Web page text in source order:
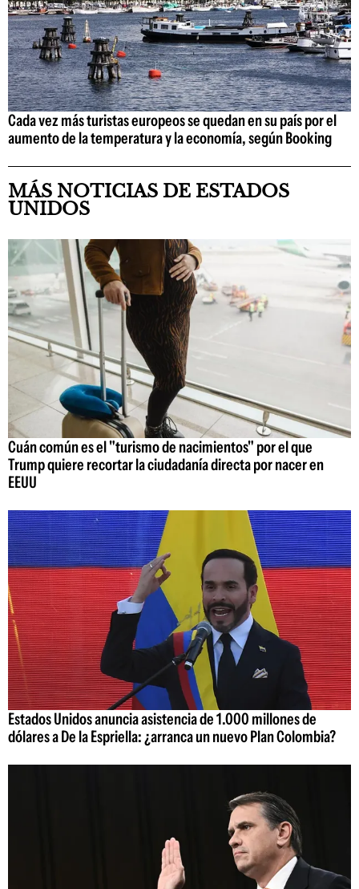
Cada vez más turistas europeos se quedan en su país por el
aumento de la temperatura y la economía, según Booking
MÁS NOTICIAS DE ESTADOS
UNIDOS
Cuán común es el "turismo de nacimientos" por el que
Trump quiere recortar la ciudadanía directa por nacer en
EEUU
Estados Unidos anuncia asistencia de 1.000 millones de
dólares a De la Espriella: ¿arranca un nuevo Plan Colombia?